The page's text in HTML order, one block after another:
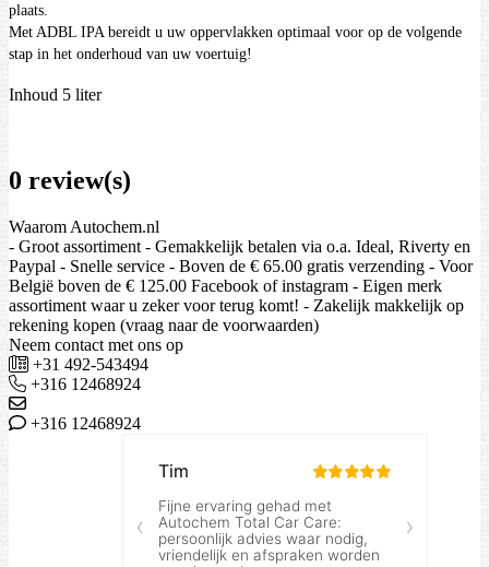
plaats.
Met ADBL IPA bereidt u uw oppervlakken optimaal voor op de volgende
stap in het onderhoud van uw voertuig!
Inhoud 5 liter
0 review(s)
Waarom Autochem.nl
- Groot assortiment - Gemakkelijk betalen via o.a. Ideal, Riverty en
Paypal - Snelle service - Boven de € 65.00 gratis verzending - Voor
België boven de € 125.00 Facebook of instagram - Eigen merk
assortiment waar u zeker voor terug komt! - Zakelijk makkelijk op
rekening kopen (vraag naar de voorwaarden)
Neem contact met ons op
+31 492-543494
+316 12468924
+316 12468924